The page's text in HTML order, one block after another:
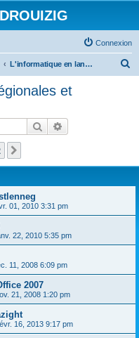
Connexion
L'informatique en langues régionales et minoritaires
c
r
et
Rechercher
01, 2010 3:31 pm
22, 2010 5:35 pm
11, 2008 6:09 pm
2007
21, 2008 1:20 pm
16, 2013 9:17 pm